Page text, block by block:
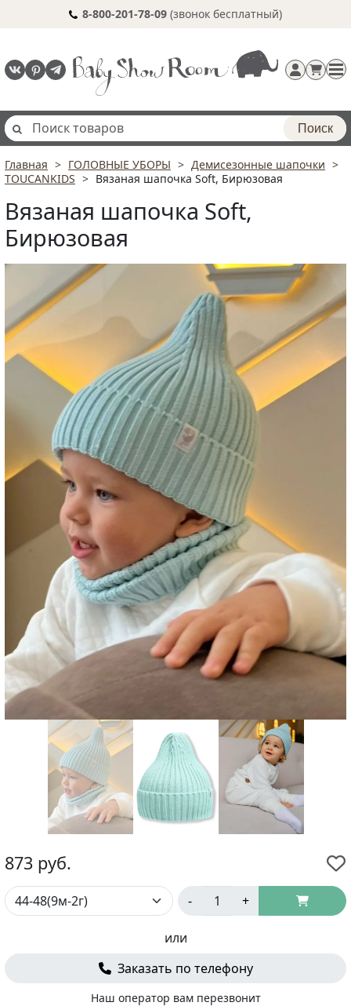
8-800-201-78-09 (звонок бесплатный)
Регистрация
Поиск
Главная ГОЛОВНЫЕ УБОРЫ
Демисезонные шапочки
TOUCANKIDS
Вязаная шапочка Soft, Бирюзовая
Вязаная шапочка Soft,
Бирюзовая
873 руб.
- +
или
Заказать по телефону
Наш оператор вам перезвонит